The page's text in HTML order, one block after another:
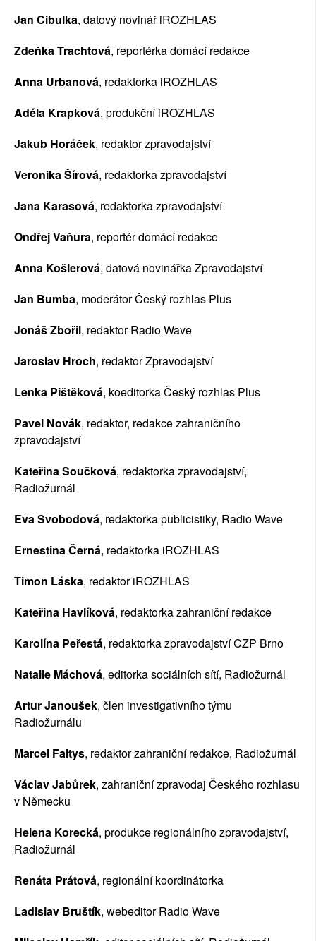
Jan Cibulka, datový novinář iROZHLAS
Zdeňka Trachtová, reportérka domácí redakce
Anna Urbanová, redaktorka iROZHLAS
Adéla Krapková, produkční iROZHLAS
Jakub Horáček, redaktor zpravodajství
Veronika Šírová, redaktorka zpravodajství
Jana Karasová, redaktorka zpravodajství
Ondřej Vaňura, reportér domácí redakce
Anna Košlerová, datová novinářka Zpravodajství
Jan Bumba, moderátor Český rozhlas Plus
Jonáš Zbořil, redaktor Radio Wave
Jaroslav Hroch, redaktor Zpravodajství
Lenka Pištěková, koeditorka Český rozhlas Plus
Pavel Novák, redaktor, redakce zahraničního
zpravodajství
Kateřina Součková, redaktorka zpravodajství,
Radiožurnál
Eva Svobodová, redaktorka publicistiky, Radio Wave
Ernestina Černá, redaktorka iROZHLAS
Timon Láska, redaktor iROZHLAS
Kateřina Havlíková, redaktorka zahraniční redakce
Karolína Peřestá, redaktorka zpravodajství CZP Brno
Natalie Máchová, editorka sociálních sítí, Radiožurnál
Artur Janoušek, člen investigativního týmu
Radiožurnálu
Marcel Faltys, redaktor zahraniční redakce, Radiožurnál
Václav Jabůrek, zahraniční zpravodaj Českého rozhlasu
v Německu
Helena Korecká, produkce regionálního zpravodajství,
Radiožurnál
Renáta Prátová, regionální koordinátorka
Ladislav Bruštík, webeditor Radio Wave